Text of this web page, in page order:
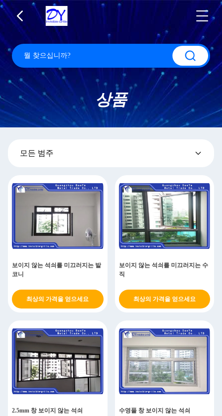
상품
모든 범주
보이지 않는 석쇠를 미끄러지는 발
코니
최상의 가격을 얻으세요
보이지 않는 석쇠를 미끄러지는 수
직
최상의 가격을 얻으세요
2.5mm 창 보이지 않는 석쇠 수영풀 창 보이지 않는 석쇠